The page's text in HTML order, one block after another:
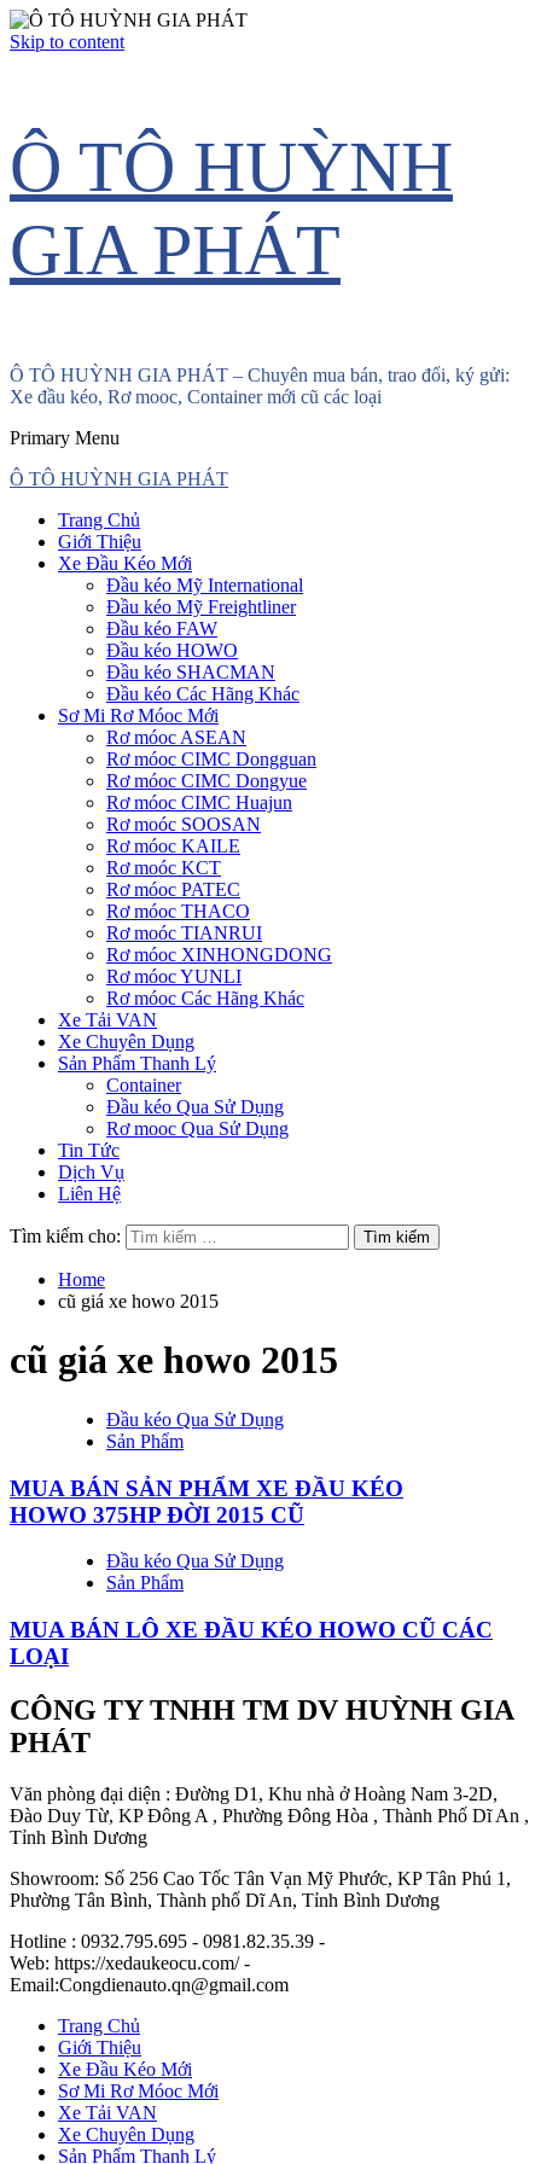
Skip to content
Ô TÔ HUỲNH
GIA PHÁT
Ô TÔ HUỲNH GIA PHÁT – Chuyên mua bán, trao đổi, ký gửi:
Xe đầu kéo, Rơ mooc, Container mới cũ các loại
Primary Menu
Ô TÔ HUỲNH GIA PHÁT
Trang Chủ
Giới Thiệu
Xe Đầu Kéo Mới
Đầu kéo Mỹ International
Đầu kéo Mỹ Freightliner
Đầu kéo FAW
Đầu kéo HOWO
Đầu kéo SHACMAN
Đầu kéo Các Hãng Khác
Sơ Mi Rơ Móoc Mới
Rơ móoc ASEAN
Rơ móoc CIMC Dongguan
Rơ móoc CIMC Dongyue
Rơ móoc CIMC Huajun
Rơ moóc SOOSAN
Rơ móoc KAILE
Rơ moóc KCT
Rơ móoc PATEC
Rơ móoc THACO
Rơ moóc TIANRUI
Rơ móoc XINHONGDONG
Rơ móoc YUNLI
Rơ móoc Các Hãng Khác
Xe Tải VAN
Xe Chuyên Dụng
Sản Phẩm Thanh Lý
Container
Đầu kéo Qua Sử Dụng
Rơ mooc Qua Sử Dụng
Tin Tức
Dịch Vụ
Liên Hệ
Tìm kiếm cho:
Home
cũ giá xe howo 2015
cũ giá xe howo 2015
Đầu kéo Qua Sử Dụng
Sản Phẩm
MUA BÁN SẢN PHẨM XE ĐẦU KÉO
HOWO 375HP ĐỜI 2015 CŨ
Đầu kéo Qua Sử Dụng
Sản Phẩm
MUA BÁN LÔ XE ĐẦU KÉO HOWO CŨ CÁC
LOẠI
CÔNG TY TNHH TM DV HUỲNH GIA
PHÁT
Văn phòng đại diện : Đường D1, Khu nhà ở Hoàng Nam 3-2D,
Đào Duy Từ, KP Đông A , Phường Đông Hòa , Thành Phố Dĩ An ,
Tỉnh Bình Dương
Showroom: Số 256 Cao Tốc Tân Vạn Mỹ Phước, KP Tân Phú 1,
Phường Tân Bình, Thành phố Dĩ An, Tỉnh Bình Dương
Hotline : 0932.795.695 - 0981.82.35.39 -
Web: https://xedaukeocu.com/ -
Email:Congdienauto.qn@gmail.com
Trang Chủ
Giới Thiệu
Xe Đầu Kéo Mới
Sơ Mi Rơ Móoc Mới
Xe Tải VAN
Xe Chuyên Dụng
Sản Phẩm Thanh Lý